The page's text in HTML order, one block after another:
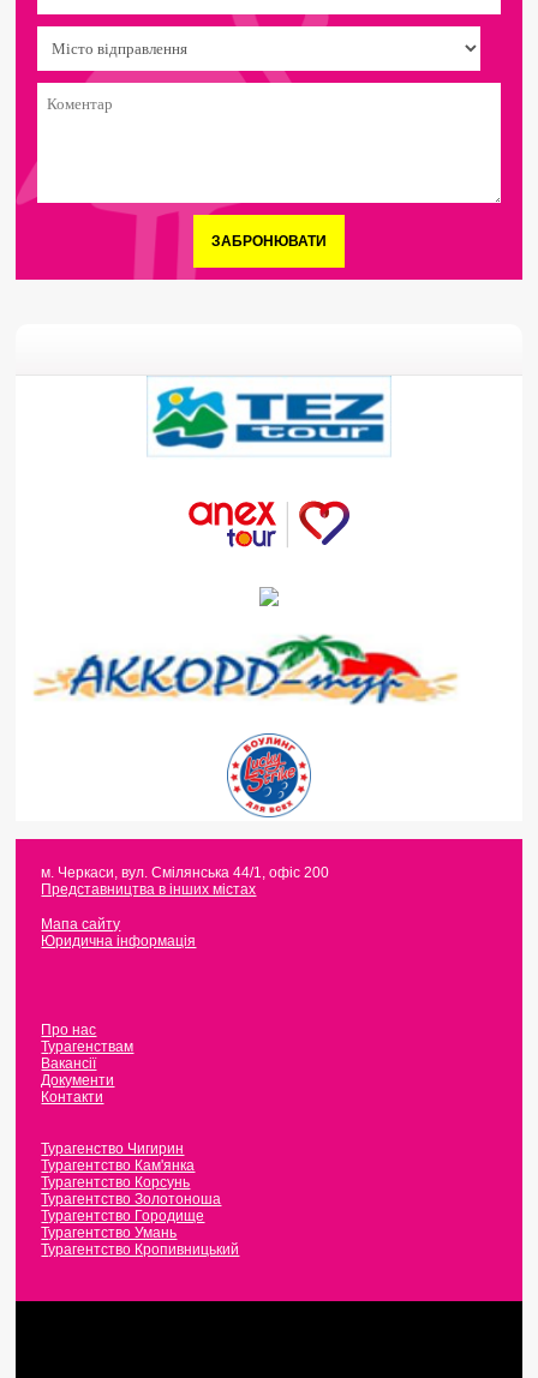
ЗАБРОНЮВАТИ
м. Черкаси,вул. Смілянська 44/1, офіс 200
Представництва в інших містах
Мапа сайту
Юридична інформація
Про нас
Турагенствам
Вакансії
Документи
Контакти
Турагенство Чигирин
Турагентство Кам'янка
Турагентство Корсунь
Турагентство Золотоноша
Турагентство Городище
Турагентство Умань
Турагентство Кропивницький